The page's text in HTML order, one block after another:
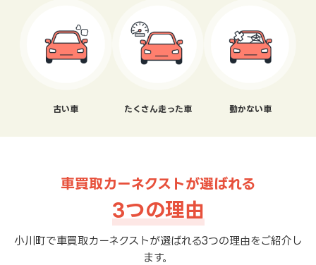
古い車 たくさん走った車 動かない車
車買取カーネクストが選ばれる
3つの理由
小川町で車買取カーネクストが選ばれる3つの理由をご紹介し
ます。